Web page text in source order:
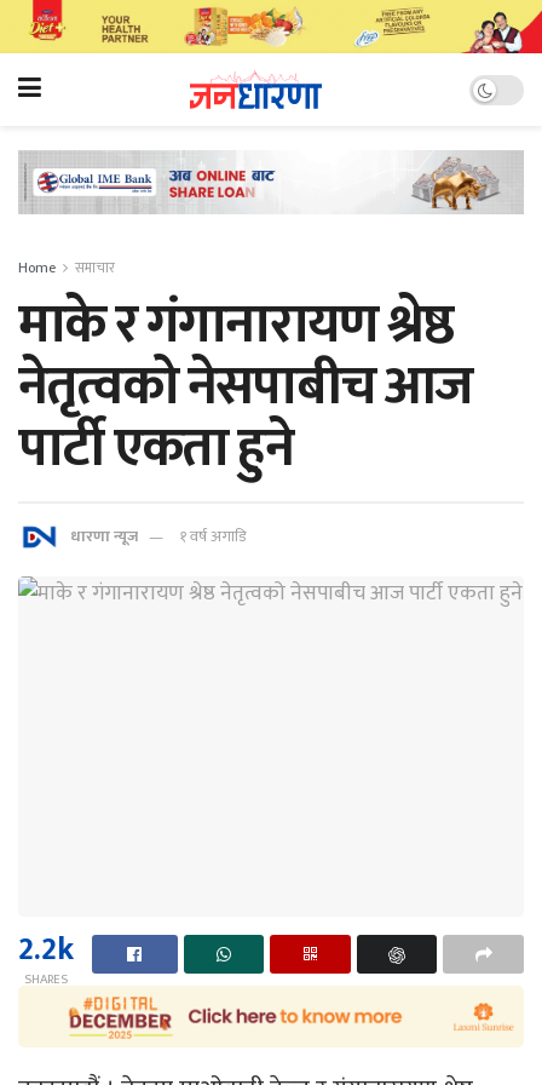
Home समाचार
माके र गंगानारायण श्रेष्ठ
नेतृत्वको नेसपाबीच आज
पार्टी एकता हुने
धारणा न्यूज १ वर्ष अगाडि
2.2k
SHARES